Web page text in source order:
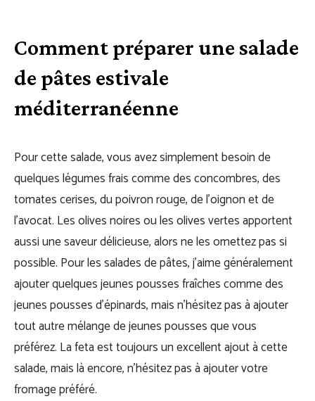
Comment préparer une salade
de pâtes estivale
méditerranéenne
Pour cette salade, vous avez simplement besoin de
quelques légumes frais comme des concombres, des
tomates cerises, du poivron rouge, de l’oignon et de
l’avocat. Les olives noires ou les olives vertes apportent
aussi une saveur délicieuse, alors ne les omettez pas si
possible. Pour les salades de pâtes, j’aime généralement
ajouter quelques jeunes pousses fraîches comme des
jeunes pousses d’épinards, mais n’hésitez pas à ajouter
tout autre mélange de jeunes pousses que vous
préférez. La feta est toujours un excellent ajout à cette
salade, mais là encore, n’hésitez pas à ajouter votre
fromage préféré.